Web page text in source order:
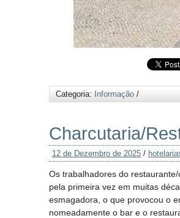
Categoria: Informação /
Charcutaria/
12 de Dezembro de 2025 /
Os trabalhadores do
pela primeira vez em muitas
esmagadora, o que provocou o
nomeadamente o bar e o